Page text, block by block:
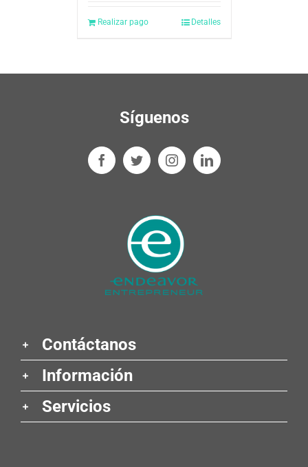
Realizar pago Detalles
Síguenos
Contáctanos
Información
Servicios